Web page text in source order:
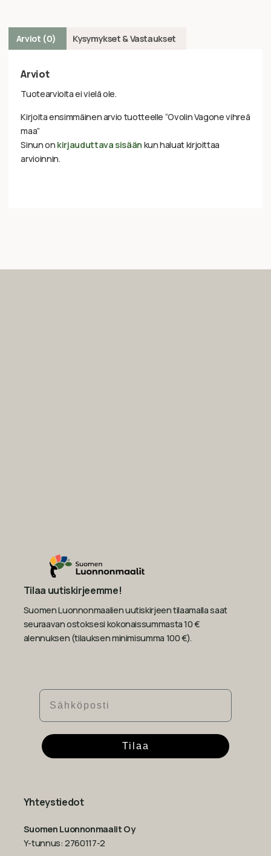
Arviot (0) Kysymykset & Vastaukset
Arviot
Tuotearvioita ei vielä ole.
Kirjoita ensimmäinen arvio tuotteelle “Ovolin Vagone vihreä
maa”
Sinun on kirjauduttava sisään kun haluat kirjoittaa
arvioinnin.
Tilaa uutiskirjeemme!
Suomen Luonnonmaalien uutiskirjeen tilaamalla saat
seuraavan ostoksesi kokonaissummasta 10 €
alennuksen (tilauksen minimisumma 100 €).
Sähköposti
Tilaa
Yhteystiedot
Suomen Luonnonmaalit Oy
Y-tunnus: 2760117-2